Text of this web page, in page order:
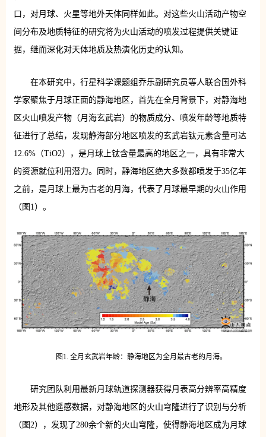
口，对月球、火星等地外天体同样如此。对这些火山活动产物空
间分布及地质特征的研究将为火山活动的喷发过程提供关键证
据，继而深化对天体地质及热演化历史的认知。
在本研究中，行星科学课题组乔乐副研究员等人联合国外科
学家聚焦于月球正面的静海地区，首先在全月背景下，对静海地
区火山喷发产物（月海玄武岩）的物质成分、喷发年龄等地质特
征进行了总结，发现静海部分地区喷发的玄武岩钛元素含量可达
12.6%（TiO2），是月球上钛含量最高的地区之一，具有非常大
的资源就位利用潜力。同时，静海地区绝大多数都喷发于35亿年
之前，是月球上最为古老的月海，代表了月球最早期的火山作用
（图1）。
图1. 全月玄武岩年龄：静海地区为全月最古老的月海。
研究团队利用最新月球轨道探测器获得月表高分辨率高精度
地形及其他遥感数据，对静海地区的火山穹隆进行了识别与分析
（图2），发现了280余个新的火山穹隆，使得静海地区成为月球